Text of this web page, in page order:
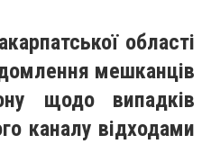
області
мешканців
щодо випадків
каналу відходами